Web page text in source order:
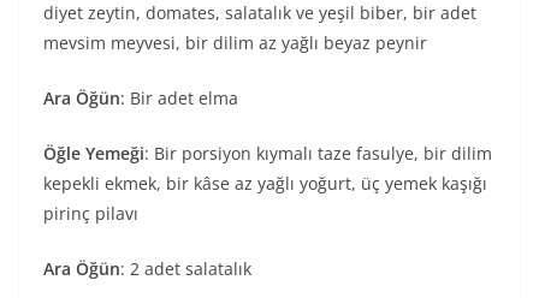
diyet zeytin, domates, salatalık ve yeşil biber, bir adet
mevsim meyvesi, bir dilim az yağlı beyaz peynir
Ara Öğün: Bir adet elma
Öğle Yemeği: Bir porsiyon kıymalı taze fasulye, bir dilim
kepekli ekmek, bir kâse az yağlı yoğurt, üç yemek kaşığı
pirinç pilavı
Ara Öğün: 2 adet salatalık